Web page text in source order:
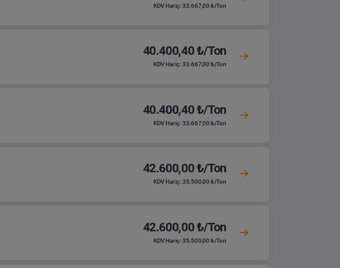
KDV Hariç: 33.667,00 ₺/Ton
40.400,40 ₺/Ton
KDV Hariç: 33.667,00 ₺/Ton
40.400,40 ₺/Ton
KDV Hariç: 33.667,00 ₺/Ton
42.600,00 ₺/Ton
KDV Hariç: 35.500,00 ₺/Ton
42.600,00 ₺/Ton
KDV Hariç: 35.500,00 ₺/Ton